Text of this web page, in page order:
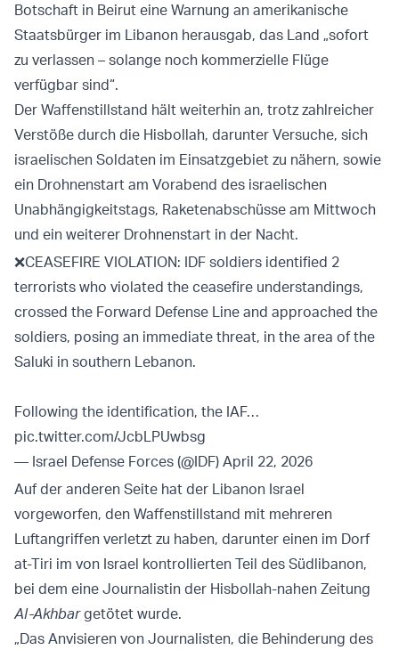
Botschaft in Beirut eine Warnung an amerikanische
Staatsbürger im Libanon herausgab, das Land „sofort
zu verlassen – solange noch kommerzielle Flüge
verfügbar sind“.
Der Waffenstillstand hält weiterhin an, trotz zahlreicher
Verstöße durch die Hisbollah, darunter Versuche, sich
israelischen Soldaten im Einsatzgebiet zu nähern, sowie
ein Drohnenstart am Vorabend des israelischen
Unabhängigkeitstags, Raketenabschüsse am Mittwoch
und ein weiterer Drohnenstart in der Nacht.
❌CEASEFIRE VIOLATION: IDF soldiers identified 2
terrorists who violated the ceasefire understandings,
crossed the Forward Defense Line and approached the
soldiers, posing an immediate threat, in the area of the
Saluki in southern Lebanon.
Following the identification, the IAF…
pic.twitter.com/JcbLPUwbsg
— Israel Defense Forces (@IDF) April 22, 2026
Auf der anderen Seite hat der Libanon Israel
vorgeworfen, den Waffenstillstand mit mehreren
Luftangriffen verletzt zu haben, darunter einen im Dorf
at-Tiri im von Israel kontrollierten Teil des Südlibanon,
bei dem eine Journalistin der Hisbollah-nahen Zeitung
Al-Akhbargetötet wurde.
„Das Anvisieren von Journalisten, die Behinderung des